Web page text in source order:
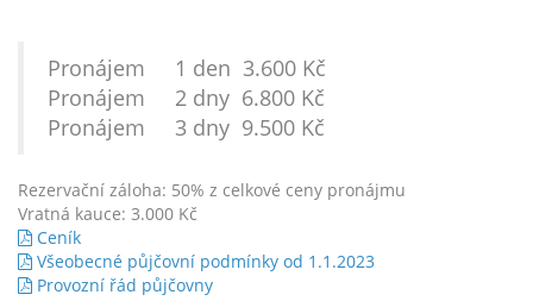
Pronájem 1 den 3.600 Kč
Pronájem 2 dny 6.800 Kč
Pronájem 3 dny 9.500 Kč
Rezervační záloha: 50% z celkové ceny pronájmu
Vratná kauce: 3.000 Kč
Ceník
Všeobecné půjčovní podmínky od 1.1.2023
Provozní řád půjčovny